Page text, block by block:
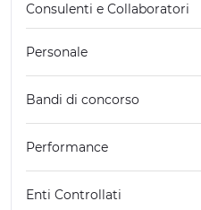
NATURA E BENESSERE
ESPERIENZE
EVENTI
OFFERTE
Consulenti e Collaboratori
Personale
Bandi di concorso
Performance
Enti Controllati